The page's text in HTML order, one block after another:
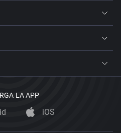
LA APP
iOS